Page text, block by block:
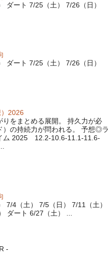
ダート 7/25（土） 7/26（日）
ダート 7/25（土） 7/26（日）
2026
をまとめる展開。 持久力が必
）の持続力が問われる。 予想◎ラ
ム 2025 12.2-10.6-11.1-11.6-
7/4（土） 7/5（日） 7/11（土）
ダート 6/27（土） ...
-